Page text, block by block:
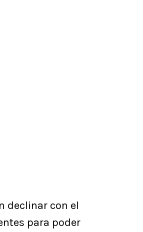
declinar con el
para poder